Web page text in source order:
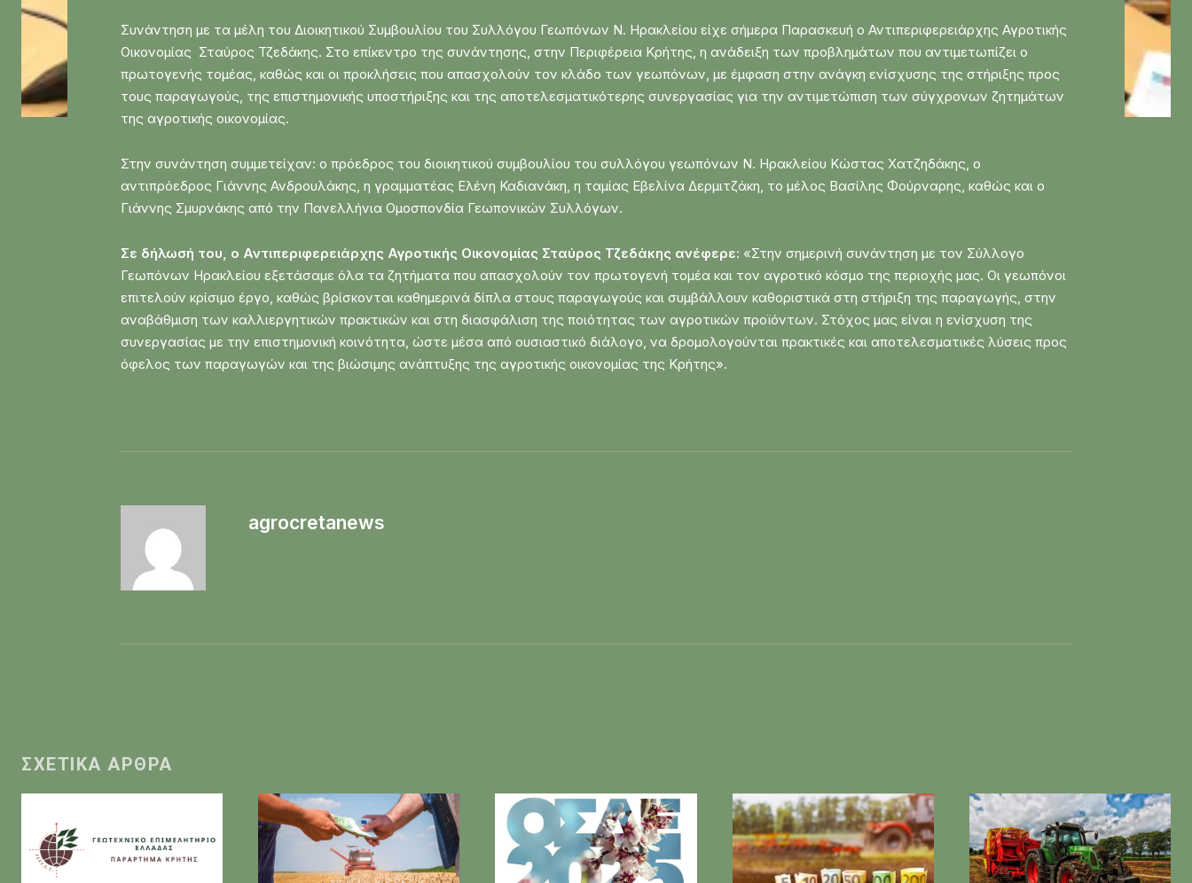
Συνάντηση με τα μέλη του Διοικητικού Συμβουλίου του Συλλόγου Γεωπόνων Ν. Ηρακλείου είχε σήμερα Παρασκευή ο Αντιπεριφερειάρχης Αγροτικής
Οικονομίας Σταύρος Τζεδάκης. Στο επίκεντρο της συνάντησης, στην Περιφέρεια Κρήτης, η ανάδειξη των προβλημάτων που αντιμετωπίζει ο
πρωτογενής τομέας, καθώς και οι προκλήσεις που απασχολούν τον κλάδο των γεωπόνων, με έμφαση στην ανάγκη ενίσχυσης της στήριξης προς
τους παραγωγούς, της επιστημονικής υποστήριξης και της αποτελεσματικότερης συνεργασίας για την αντιμετώπιση των σύγχρονων ζητημάτων
της αγροτικής οικονομίας.
Στην συνάντηση συμμετείχαν: ο πρόεδρος του διοικητικού συμβουλίου του συλλόγου γεωπόνων Ν. Ηρακλείου Κώστας Χατζηδάκης, ο
αντιπρόεδρος Γιάννης Ανδρουλάκης, η γραμματέας Ελένη Καδιανάκη, η ταμίας Εβελίνα Δερμιτζάκη, το μέλος Βασίλης Φούρναρης, καθώς και ο
Γιάννης Σμυρνάκης από την Πανελλήνια Ομοσπονδία Γεωπονικών Συλλόγων.
Σε δήλωσή του, ο Αντιπεριφερειάρχης Αγροτικής Οικονομίας Σταύρος Τζεδάκης ανέφερε: «Στην σημερινή συνάντηση με τον Σύλλογο
Γεωπόνων Ηρακλείου εξετάσαμε όλα τα ζητήματα που απασχολούν τον πρωτογενή τομέα και τον αγροτικό κόσμο της περιοχής μας. Οι γεωπόνοι
επιτελούν κρίσιμο έργο, καθώς βρίσκονται καθημερινά δίπλα στους παραγωγούς και συμβάλλουν καθοριστικά στη στήριξη της παραγωγής, στην
αναβάθμιση των καλλιεργητικών πρακτικών και στη διασφάλιση της ποιότητας των αγροτικών προϊόντων. Στόχος μας είναι η ενίσχυση της
συνεργασίας με την επιστημονική κοινότητα, ώστε μέσα από ουσιαστικό διάλογο, να δρομολογούνται πρακτικές και αποτελεσματικές λύσεις προς
όφελος των παραγωγών και της βιώσιμης ανάπτυξης της αγροτικής οικονομίας της Κρήτης».
agrocretanews
ΣΧΕΤΙΚΆ ΆΡΘΡΑ